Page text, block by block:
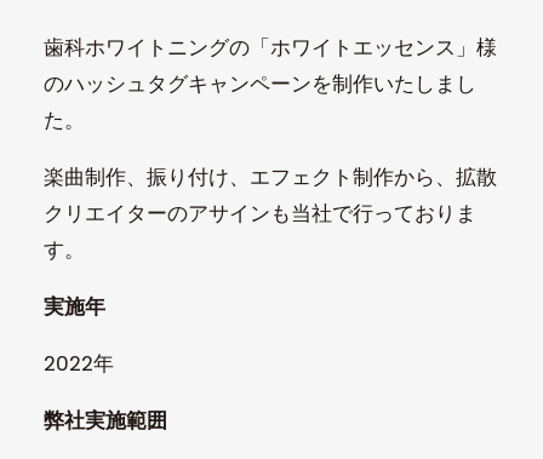
歯科ホワイトニングの「ホワイトエッセンス」様
のハッシュタグキャンペーンを制作いたしまし
た。
楽曲制作、振り付け、エフェクト制作から、拡散
クリエイターのアサインも当社で行っておりま
す。
実施年
2022年
弊社実施範囲